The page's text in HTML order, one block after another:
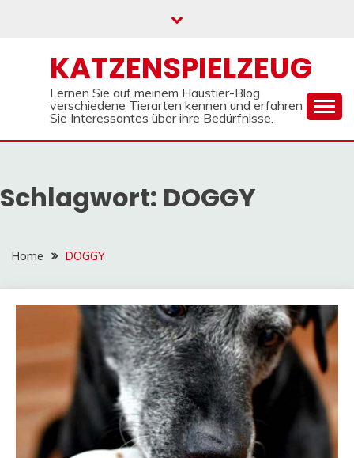
KATZENSPIELZEUG
Lernen Sie auf meinem Haustier-Blog
verschiedene Tierarten kennen und erfahren
Sie Interessantes über ihre Bedürfnisse.
Schlagwort: DOGGY
Home DOGGY